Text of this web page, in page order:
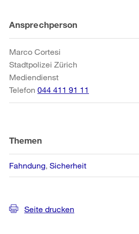
Weitere
Informationen
Ansprechperson
Marco Cortesi
Stadtpolizei Zürich
Mediendienst
Telefon 044 411 91 11
Themen
Fahndung Sicherheit
Seite drucken